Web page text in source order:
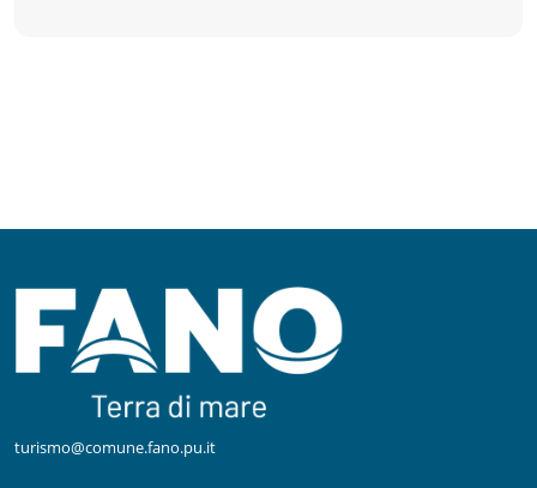
turismo@comune.fano.pu.it